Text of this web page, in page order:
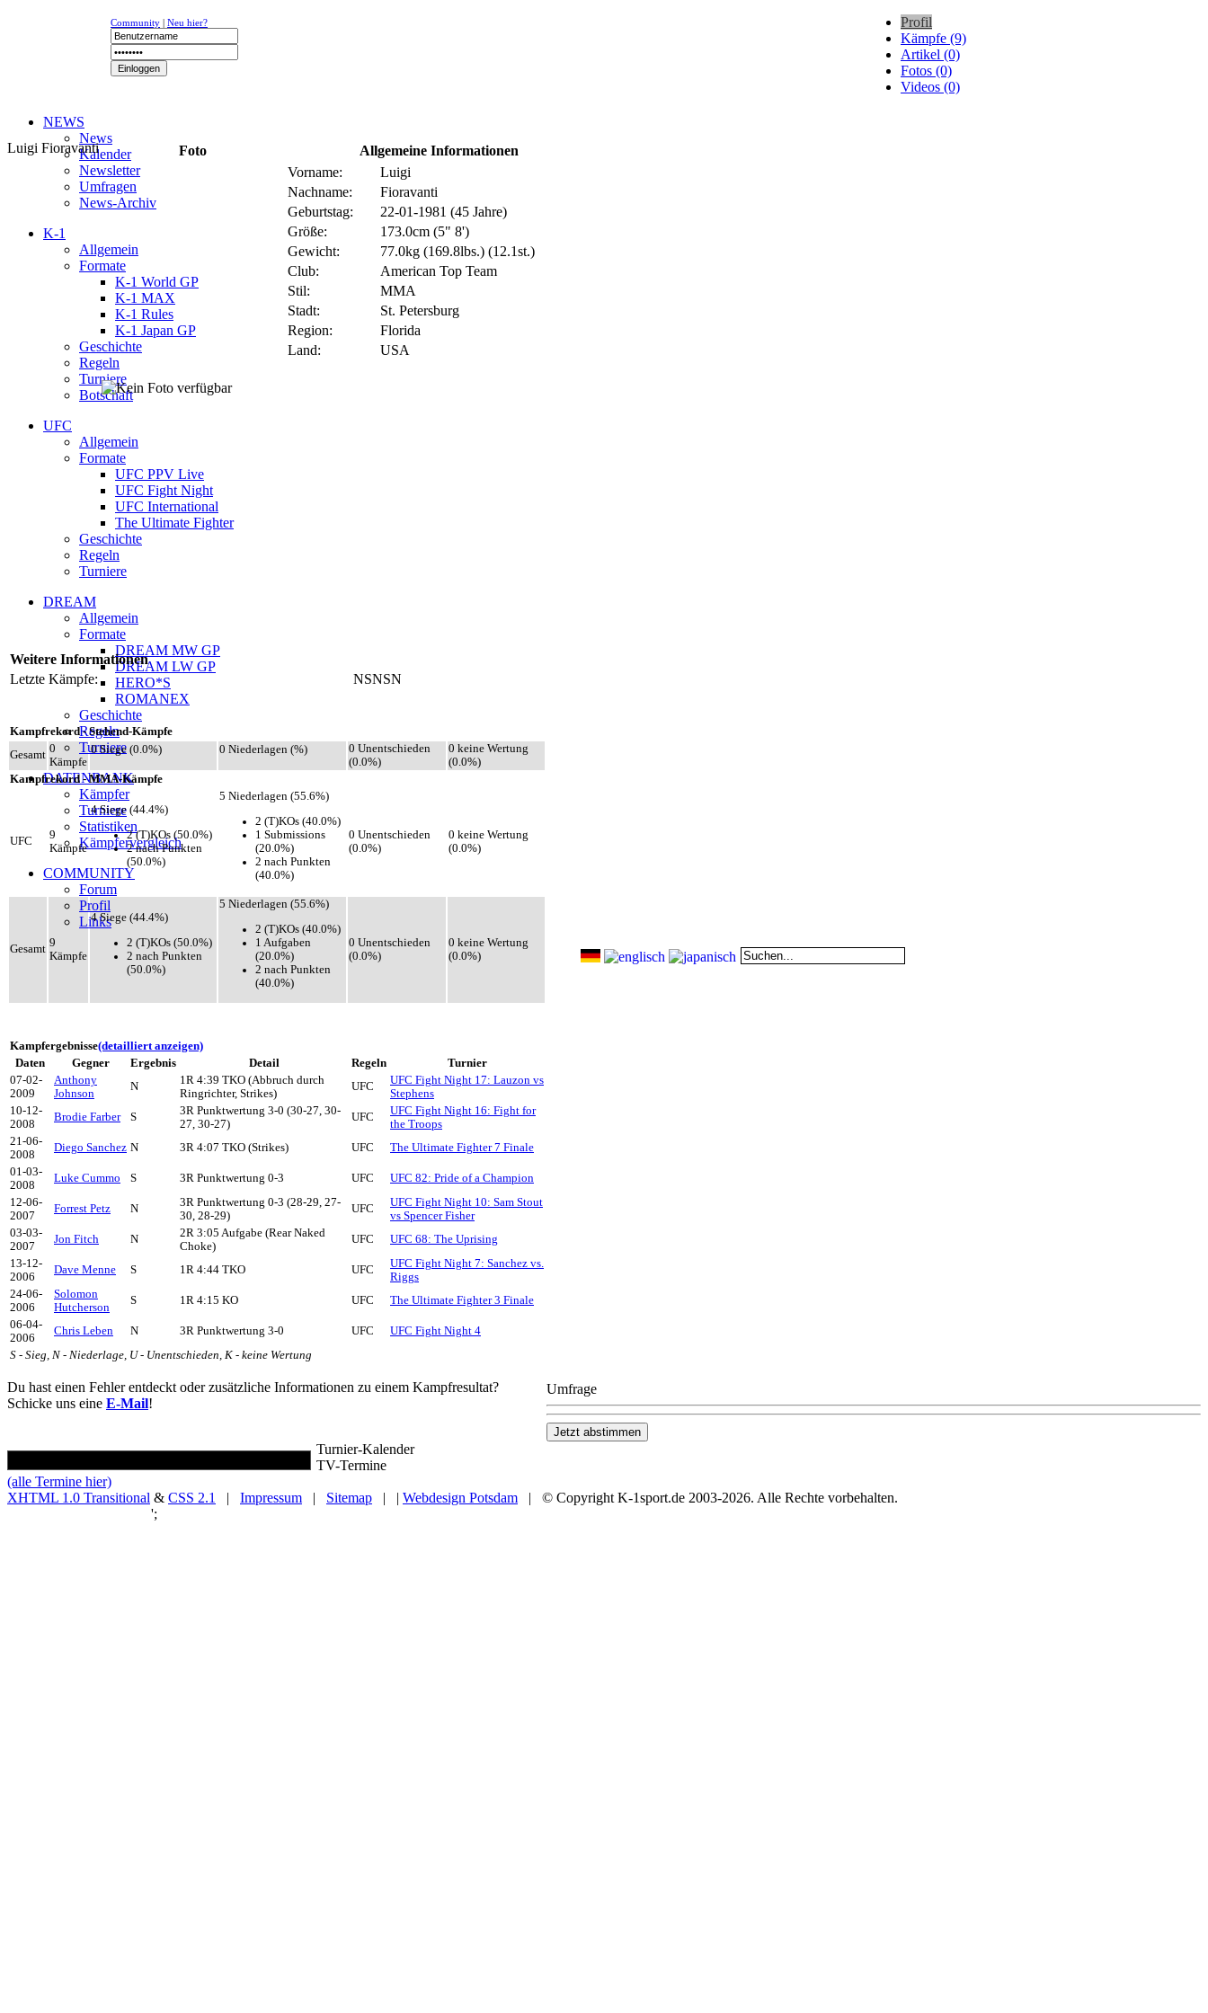
Community | Neu hier?
NEWS
News
Kalender
Newsletter
Umfragen
News-Archiv
K-1
Allgemein
Formate
K-1 World GP
K-1 MAX
K-1 Rules
K-1 Japan GP
Geschichte
Regeln
Turniere
Botschaft
UFC
Allgemein
Formate
UFC PPV Live
UFC Fight Night
UFC International
The Ultimate Fighter
Geschichte
Regeln
Turniere
DREAM
Allgemein
Formate
DREAM MW GP
DREAM LW GP
HERO*S
ROMANEX
Geschichte
Regeln
Turniere
DATENBANK
Kämpfer
Turniere
Statistiken
Kämpfervergleich
COMMUNITY
Forum
Profil
Links
Profil
Kämpfe (9)
Artikel (0)
Fotos (0)
Videos (0)
Luigi Fioravanti Foto
Allgemeine Informationen
Vorname:
Luigi
Nachname:
Fioravanti
Geburtstag:
22-01-1981 (45 Jahre)
Größe:
173.0cm (5" 8')
Gewicht:
77.0kg (169.8lbs.) (12.1st.)
Club:
American Top Team
Stil:
MMA
Stadt:
St. Petersburg
Region:
Florida
Land:
USA
Weitere Informationen
Letzte Kämpfe:
NSNSN
Kampfrekord - Stehend-Kämpfe
Gesamt 0
Kämpfe
0 Siege (0.0%) 0 Niederlagen (%)
0 Unentschieden
(0.0%)
0 keine Wertung
(0.0%)
Kampfrekord - MMA-Kämpfe
UFC
9
Kämpfe
4 Siege (44.4%)
2 (T)KOs (50.0%)
2 nach Punkten
(50.0%)
5 Niederlagen (55.6%)
2 (T)KOs (40.0%)
1 Submissions
(20.0%)
2 nach Punkten
(40.0%)
0 Unentschieden
(0.0%)
0 keine Wertung
(0.0%)
Gesamt 9
Kämpfe
4 Siege (44.4%)
2 (T)KOs (50.0%)
2 nach Punkten
(50.0%)
5 Niederlagen (55.6%)
2 (T)KOs (40.0%)
1 Aufgaben
(20.0%)
2 nach Punkten
(40.0%)
0 Unentschieden
(0.0%)
0 keine Wertung
(0.0%)
Kampfergebnisse(detailliert anzeigen)
Daten
Gegner Ergebnis Detail Regeln
Turnier
07-02-
2009
Anthony
Johnson
N
1R 4:39 TKO (Abbruch durch
Ringrichter, Strikes)
UFC
UFC Fight Night 17: Lauzon vs
Stephens
10-12-
2008
Brodie Farber S
3R Punktwertung 3-0 (30-27, 30-
27, 30-27)
UFC
UFC Fight Night 16: Fight for
the Troops
21-06-
2008
Diego Sanchez N 3R 4:07 TKO (Strikes) UFC
The Ultimate Fighter 7 Finale
01-03-
2008
Luke Cummo S 3R Punktwertung 0-3 UFC
UFC 82: Pride of a Champion
12-06-
2007
Forrest Petz N
3R Punktwertung 0-3 (28-29, 27-
30, 28-29)
UFC
UFC Fight Night 10: Sam Stout
vs Spencer Fisher
03-03-
2007
Jon Fitch N
2R 3:05 Aufgabe (Rear Naked
Choke)
UFC
UFC 68: The Uprising
13-12-
2006
Dave Menne S 1R 4:44 TKO UFC
UFC Fight Night 7: Sanchez vs.
Riggs
24-06-
2006
Solomon
Hutcherson
S 1R 4:15 KO UFC
The Ultimate Fighter 3 Finale
06-04-
2006
Chris Leben N 3R Punktwertung 3-0 UFC
UFC Fight Night 4
S - Sieg, N - Niederlage, U - Unentschieden, K - keine Wertung
Du hast einen Fehler entdeckt oder zusätzliche Informationen zu einem Kampfresultat?
Schicke uns eine E-Mail!
Umfrage
Turnier-Kalender
TV-Termine
(alle Termine hier)
XHTML 1.0 Transitional & CSS 2.1 | Impressum | Sitemap | | Webdesign Potsdam | © Copyright K-1sport.de 2003-2026. Alle Rechte vorbehalten.
';